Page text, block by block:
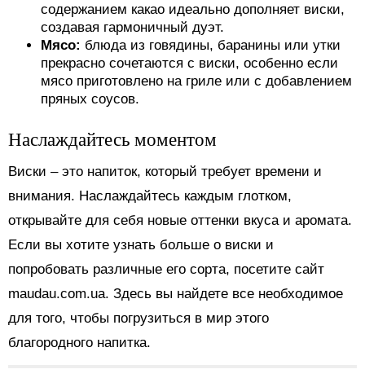
содержанием какао идеально дополняет виски,
создавая гармоничный дуэт.
Мясо: блюда из говядины, баранины или утки
прекрасно сочетаются с виски, особенно если
мясо приготовлено на гриле или с добавлением
пряных соусов.
Наслаждайтесь моментом
Виски – это напиток, который требует времени и
внимания. Наслаждайтесь каждым глотком,
открывайте для себя новые оттенки вкуса и аромата.
Если вы хотите узнать больше о виски и
попробовать различные его сорта, посетите сайт
maudau.com.ua. Здесь вы найдете все необходимое
для того, чтобы погрузиться в мир этого
благородного напитка.